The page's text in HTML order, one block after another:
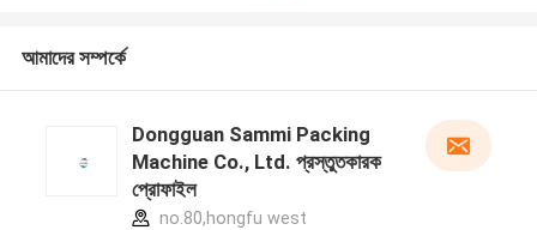
আমাদের সম্পর্কে
Dongguan Sammi Packing
Machine Co., Ltd. প্রস্তুতকারক
প্রোফাইল
no.80,hongfu west